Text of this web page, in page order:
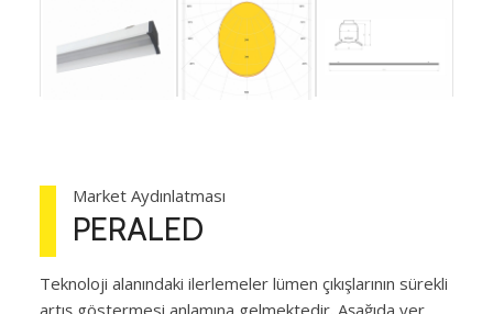
Market Aydınlatması
PERALED
Teknoloji alanındaki ilerlemeler lümen çıkışlarının sürekli